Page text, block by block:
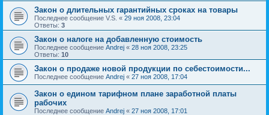
Закон о длительных гарантийных сроках на товары
Последнее сообщение V.S. « 29 ноя 2008, 23:04
Ответы: 3
Закон о налоге на добавленную стоимость
Последнее сообщение Andrej « 28 ноя 2008, 23:25
Ответы: 10
Закон о продаже новой продукции по себестоимости...
Последнее сообщение Andrej « 27 ноя 2008, 17:04
Закон о едином тарифном плане заработной платы
рабочих
Последнее сообщение Andrej « 27 ноя 2008, 17:01